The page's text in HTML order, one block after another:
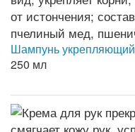
Шампунь укрепляющий
250 мл